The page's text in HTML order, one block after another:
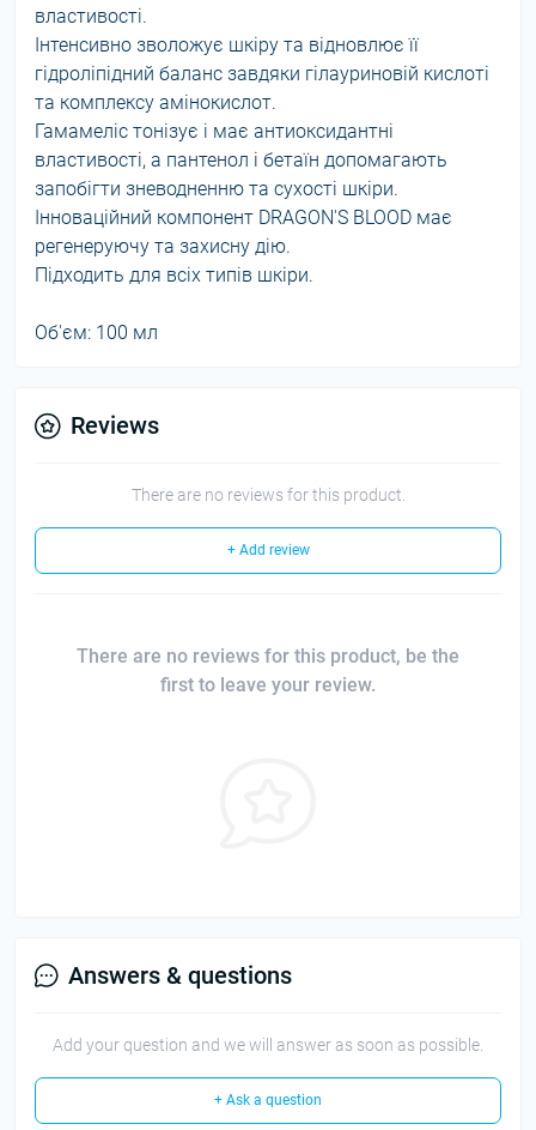
властивості.
Інтенсивно зволожує шкіру та відновлює її
гідроліпідний баланс завдяки гілауриновій кислоті
та комплексу амінокислот.
Гамамеліс тонізує і має антиоксидантні
властивості, а пантенол і бетаїн допомагають
запобігти зневодненню та сухості шкіри.
Інноваційний компонент DRAGON'S BLOOD має
регенеруючу та захисну дію.
Підходить для всіх типів шкіри.
Об'єм: 100 мл
Reviews
There are no reviews for this product.
+ Add review
There are no reviews for this product, be the
first to leave your review.
Answers & questions
Add your question and we will answer as soon as possible.
+ Ask a question